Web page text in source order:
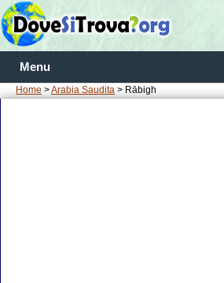
Menu
Home >Arabia Saudita > Rābigh